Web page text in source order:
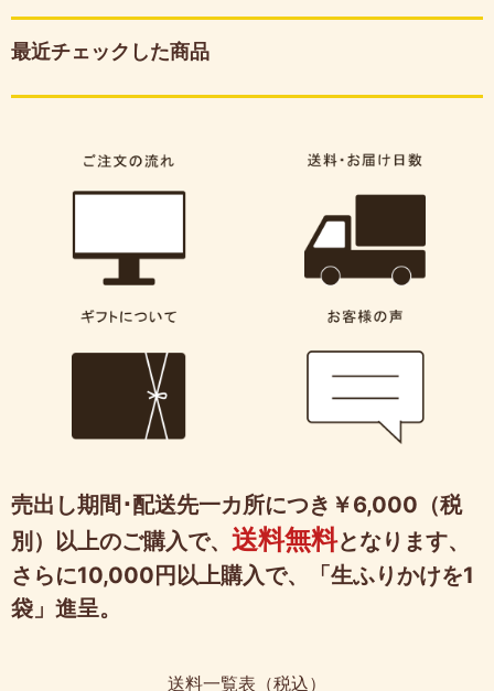
最近チェックした商品
売出し期間･配送先一カ所につき￥6,000（税
別）以上のご購入で、 送料無料となります、
さらに10,000円以上購入で、「生ふりかけを1
袋」進呈。
送料一覧表（税込）